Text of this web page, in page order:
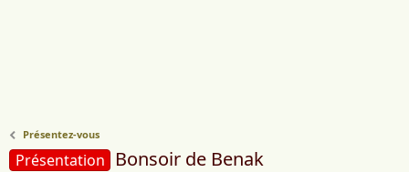
Présentez-vous
Présentation Bonsoir de Benak